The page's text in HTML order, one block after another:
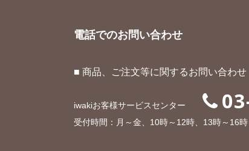
電話でのお問い合わせ
■ 商品、ご注文等に関するお問い合わせ
iwakiお客様サービスセンター
受付時間：月～金、10時～12時、13時～16